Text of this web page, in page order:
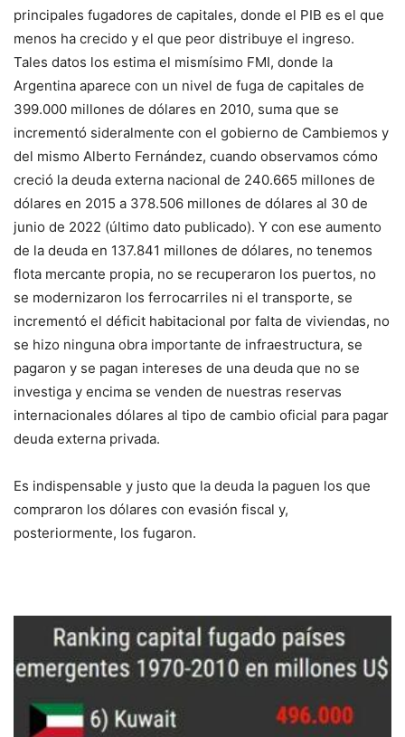
principales fugadores de capitales, donde el PIB es el que
menos ha crecido y el que peor distribuye el ingreso.
Tales datos los estima el mismísimo FMI, donde la
Argentina aparece con un nivel de fuga de capitales de
399.000 millones de dólares en 2010, suma que se
incrementó sideralmente con el gobierno de Cambiemos y
del mismo Alberto Fernández, cuando observamos cómo
creció la deuda externa nacional de 240.665 millones de
dólares en 2015 a 378.506 millones de dólares al 30 de
junio de 2022 (último dato publicado). Y con ese aumento
de la deuda en 137.841 millones de dólares, no tenemos
flota mercante propia, no se recuperaron los puertos, no
se modernizaron los ferrocarriles ni el transporte, se
incrementó el déficit habitacional por falta de viviendas, no
se hizo ninguna obra importante de infraestructura, se
pagaron y se pagan intereses de una deuda que no se
investiga y encima se venden de nuestras reservas
internacionales dólares al tipo de cambio oficial para pagar
deuda externa privada.
Es indispensable y justo que la deuda la paguen los que
compraron los dólares con evasión fiscal y,
posteriormente, los fugaron.